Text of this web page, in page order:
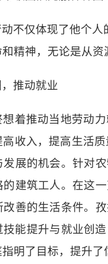
不仅体现了他个
和精神，无论是从资
推动就业
着推动当地劳动
高收入，提高生活
展的机会。针对
的建筑工人。在这
善的生活条件。
能提升与就业创
明了目标，提升了